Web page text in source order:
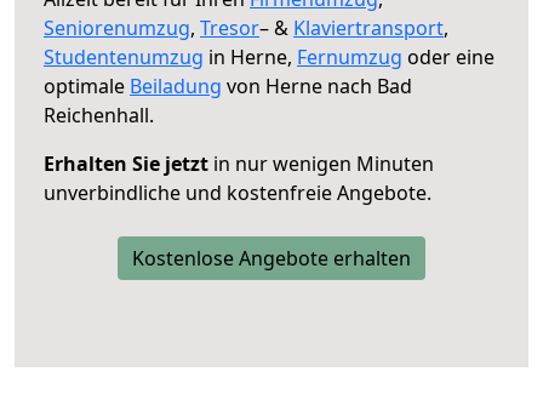
Seniorenumzug, Tresor– & Klaviertransport,
Studentenumzug in Herne, Fernumzug oder eine
optimale Beiladung von Herne nach Bad
Reichenhall.
Erhalten Sie jetzt in nur wenigen Minuten
unverbindliche und kostenfreie Angebote.
Kostenlose Angebote erhalten